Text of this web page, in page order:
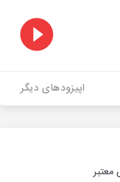
اپیزودهای دیگر